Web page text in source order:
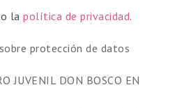
lapolítica de privacidad.
protección de datos
JUVENIL DON BOSCO EN